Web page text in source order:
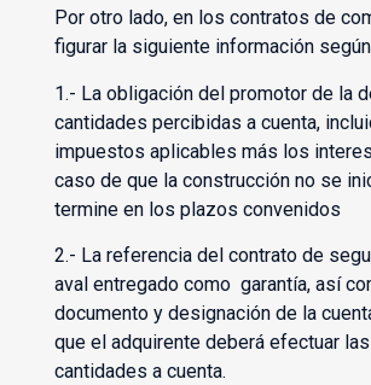
Por otro lado, en los contratos de
figurar la siguiente información
1.- La obligación del promotor de la
cantidades percibidas a cuenta,
impuestos aplicables más los
caso de que la construcción no se
termine en los plazos convenidos
2.- La referencia del contrato de
aval entregado como garantía, así
documento y designación de la
que el adquirente deberá efectuar
cantidades a cuenta.